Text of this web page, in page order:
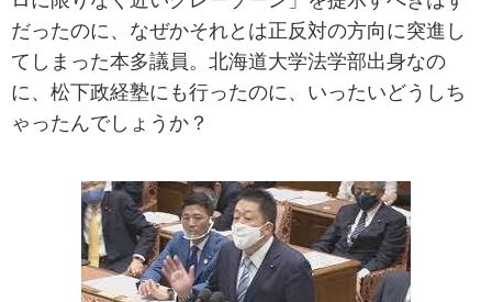
だったのに、なぜかそれとは正反対の方向に突進し
てしまった本多議員。北海道大学法学部出身なの
に、松下政経塾にも行ったのに、いったいどうしち
ゃったんでしょうか？